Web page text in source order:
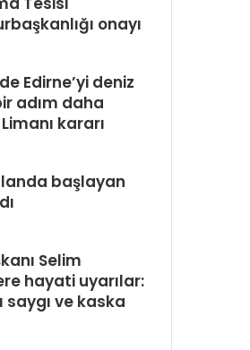
onayı
Edirne’yi deniz
adım daha
kararı
başlayan
Selim
hayati uyarılar:
saygı ve kaska